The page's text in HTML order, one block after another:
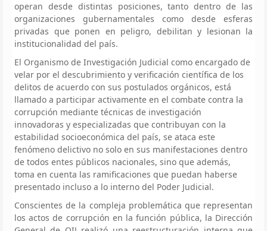
operan desde distintas posiciones, tanto dentro de las
organizaciones gubernamentales como desde esferas
privadas que ponen en peligro, debilitan y lesionan la
institucionalidad del país.
El Organismo de Investigación Judicial como encargado de
velar por el descubrimiento y verificación científica de los
delitos de acuerdo con sus postulados orgánicos, está
llamado a participar activamente en el combate contra la
corrupción mediante técnicas de investigación
innovadoras y especializadas que contribuyan con la
estabilidad socioeconómica del país, se ataca este
fenómeno delictivo no solo en sus manifestaciones dentro
de todos entes públicos nacionales, sino que además,
toma en cuenta las ramificaciones que puedan haberse
presentado incluso a lo interno del Poder Judicial.
Conscientes de la compleja problemática que representan
los actos de corrupción en la función pública, la Dirección